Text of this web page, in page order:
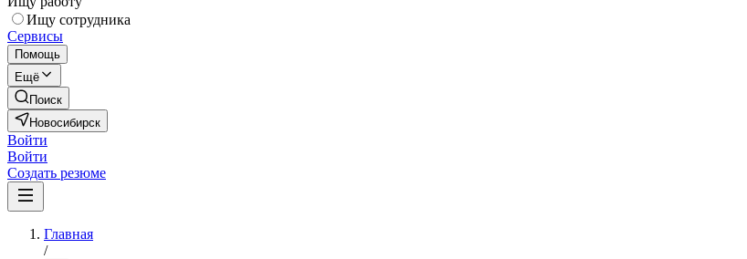
Ищу сотрудника
Сервисы
Помощь
Ещё
Поиск
Новосибирск
Войти
Войти
Создать резюме
Главная
/